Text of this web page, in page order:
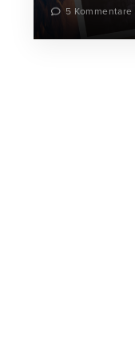
5 Kommentare